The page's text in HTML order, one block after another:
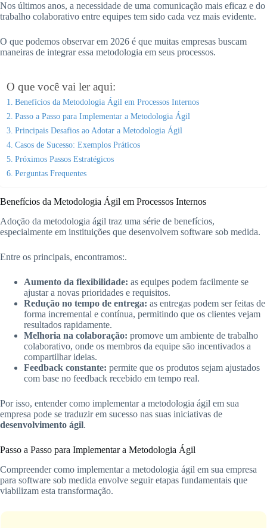
Nos últimos anos, a necessidade de uma comunicação mais eficaz e do
trabalho colaborativo entre equipes tem sido cada vez mais evidente.
O que podemos observar em 2026 é que muitas empresas buscam
maneiras de integrar essa metodologia em seus processos.
O que você vai ler aqui:
Benefícios da Metodologia Ágil em Processos Internos
Passo a Passo para Implementar a Metodologia Ágil
Principais Desafios ao Adotar a Metodologia Ágil
Casos de Sucesso: Exemplos Práticos
Próximos Passos Estratégicos
Perguntas Frequentes
Benefícios da Metodologia Ágil em Processos Internos
Adoção da metodologia ágil traz uma série de benefícios,
especialmente em instituições que desenvolvem software sob medida.
Entre os principais, encontramos:.
Aumento da flexibilidade: as equipes podem facilmente se
ajustar a novas prioridades e requisitos.
Redução no tempo de entrega: as entregas podem ser feitas de
forma incremental e contínua, permitindo que os clientes vejam
resultados rapidamente.
Melhoria na colaboração: promove um ambiente de trabalho
colaborativo, onde os membros da equipe são incentivados a
compartilhar ideias.
Feedback constante: permite que os produtos sejam ajustados
com base no feedback recebido em tempo real.
Por isso, entender como implementar a metodologia ágil em sua
empresa pode se traduzir em sucesso nas suas iniciativas de
desenvolvimento ágil.
Passo a Passo para Implementar a Metodologia Ágil
Compreender como implementar a metodologia ágil em sua empresa
para software sob medida envolve seguir etapas fundamentais que
viabilizam esta transformação.